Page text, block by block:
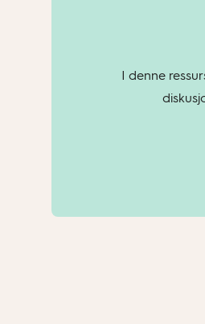
I denne